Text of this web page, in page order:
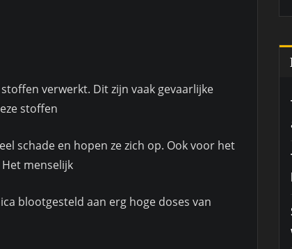
verwerkt. Dit zijn vaak gevaarlijke
stoffen
schade en hopen ze zich op. Ook voor het
menselijk
blootgesteld aan erg hoge doses van